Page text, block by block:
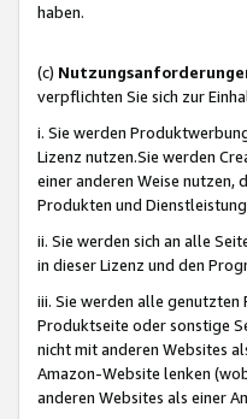
haben.
(c)
verpflichten Sie sich zur
i. Sie werden
Lizenz nutzen.Sie werden
einer anderen Weise nutzen,
Produkten und
ii. Sie werden sich an alle
in dieser Lizenz und den
iii. Sie werden alle
Produktseite oder sonstige
nicht mit anderen Websites
Amazon-Website lenken
anderen Websites als einer